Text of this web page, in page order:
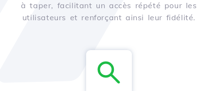
à taper, facilitant un accès répété pour les
utilisateurs et renforçant ainsi leur fidélité.